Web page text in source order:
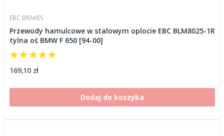
EBC BRAKES
Przewody hamulcowe w stalowym oplocie EBC BLM8025-1R
tylna oś BMW F 650 [94-00]
169,10 zł
Dodaj do koszyka